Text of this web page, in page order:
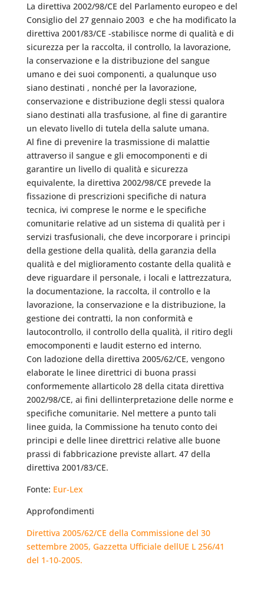
La direttiva 2002/98/CE del Parlamento europeo e del
Consiglio del 27 gennaio 2003  e che ha modificato la
direttiva 2001/83/CE -stabilisce norme di qualità e di
sicurezza per la raccolta, il controllo, la lavorazione,
la conservazione e la distribuzione del sangue
umano e dei suoi componenti, a qualunque uso
siano destinati , nonché per la lavorazione,
conservazione e distribuzione degli stessi qualora
siano destinati alla trasfusione, al fine di garantire
un elevato livello di tutela della salute umana.
Al fine di prevenire la trasmissione di malattie
attraverso il sangue e gli emocomponenti e di
garantire un livello di qualità e sicurezza
equivalente, la direttiva 2002/98/CE prevede la
fissazione di prescrizioni specifiche di natura
tecnica, ivi comprese le norme e le specifiche
comunitarie relative ad un sistema di qualità per i
servizi trasfusionali, che deve incorporare i principi
della gestione della qualità, della garanzia della
qualità e del miglioramento costante della qualità e
deve riguardare il personale, i locali e lattrezzatura,
la documentazione, la raccolta, il controllo e la
lavorazione, la conservazione e la distribuzione, la
gestione dei contratti, la non conformità e
lautocontrollo, il controllo della qualità, il ritiro degli
emocomponenti e laudit esterno ed interno.
Con ladozione della direttiva 2005/62/CE, vengono
elaborate le linee direttrici di buona prassi
conformemente allarticolo 28 della citata direttiva
2002/98/CE, ai fini dellinterpretazione delle norme e
specifiche comunitarie. Nel mettere a punto tali
linee guida, la Commissione ha tenuto conto dei
principi e delle linee direttrici relative alle buone
prassi di fabbricazione previste allart. 47 della
direttiva 2001/83/CE.
Fonte: Eur-Lex
Approfondimenti
Direttiva 2005/62/CE della Commissione del 30
settembre 2005, Gazzetta Ufficiale dellUE L 256/41
del 1-10-2005.